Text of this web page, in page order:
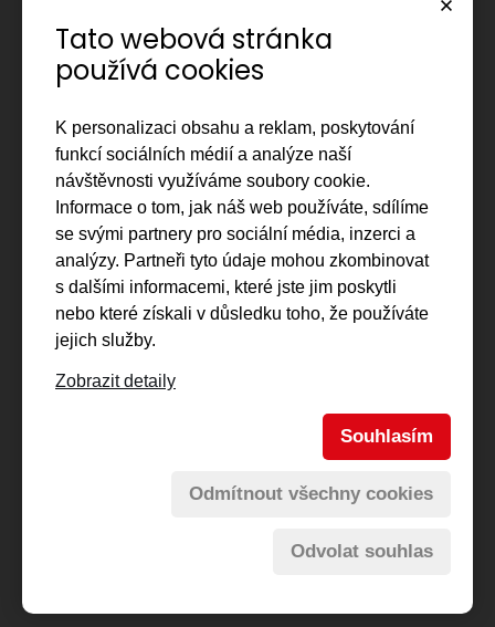
O společnosti
Regionální dráhy
Vlečky
Kontakty
Interní sekce
PDV RAILWAY a.s.
Spravuje:
Tato webová stránka
používá cookies
K personalizaci obsahu a reklam, poskytování
funkcí sociálních médií a analýze naší
návštěvnosti využíváme soubory cookie.
Informace o tom, jak náš web používáte, sdílíme
se svými partnery pro sociální média, inzerci a
analýzy. Partneři tyto údaje mohou zkombinovat
s dalšími informacemi, které jste jim poskytli
nebo které získali v důsledku toho, že používáte
jejich služby.
Zobrazit detaily
Souhlasím
Odmítnout všechny cookies
Odvolat souhlas